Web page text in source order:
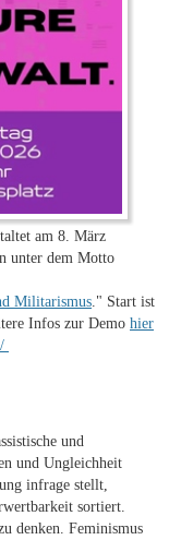
am 8. März
unter dem Motto
Militarismus ." Start ist
Infos zur Demo hier
und
und Ungleichheit
infrage stellt,
sortiert.
denken. Feminismus